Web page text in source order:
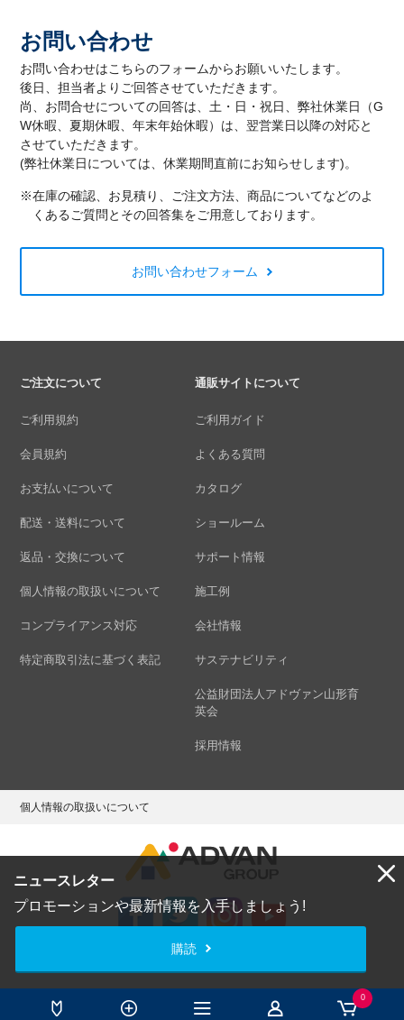
0
ニュースレター
プロモーションや最新情報を入手しましょう!
購読
お問い合わせ
お問い合わせはこちらのフォームからお願いいたします。
後日、担当者よりご回答させていただきます。
尚、お問合せについての回答は、土・日・祝日、弊社休業日（G
W休暇、夏期休暇、年末年始休暇）は、翌営業日以降の対応と
させていただきます。
(弊社休業日については、休業期間直前にお知らせします)。
※在庫の確認、お見積り、ご注文方法、商品についてなどのよ
くあるご質問とその回答集をご用意しております。
お問い合わせフォーム
ご注文について
ご利用規約
会員規約
お支払いについて
配送・送料について
返品・交換について
個人情報の取扱いについて
コンプライアンス対応
特定商取引法に基づく表記
通販サイトについて
ご利用ガイド
よくある質問
カタログ
ショールーム
サポート情報
施工例
会社情報
サステナビリティ
公益財団法人アドヴァン山形育
英会
採用情報
個人情報の取扱いについて